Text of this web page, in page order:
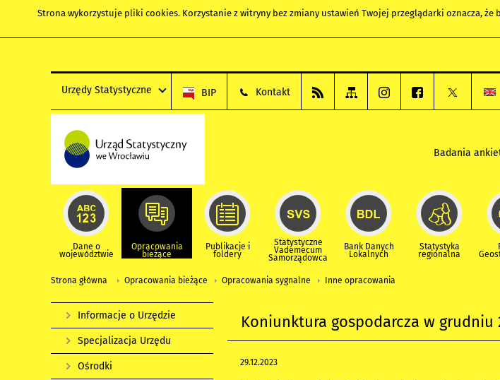
Strona wykorzystuje pliki cookies. Korzystanie z witryny bez zmiany ustawień Twojej przeglądarki oznacza,
Urzędy Statystyczne BIP Kontakt
Badania
Dane o
województwie
Opracowania
bieżące
Publikacje i
foldery
Statystyczne
Vademecum
Samorządowca
Bank Danych
Lokalnych
Statystyka
regionalna
Strona główna Opracowania bieżące Opracowania sygnalne Inne opracowania
Koniunktura gospodarcza w grudniu
29.12.2023
Informacje o Urzędzie
Specjalizacja Urzędu
Ośrodki